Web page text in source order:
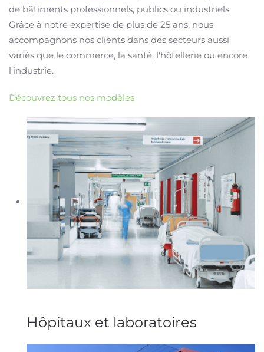
de bâtiments professionnels, publics ou industriels.
Grâce à notre expertise de plus de 25 ans, nous
accompagnons nos clients dans des secteurs aussi
variés que le commerce, la santé, l'hôtellerie ou encore
l'industrie.
Découvrez tous nos modèles
Hôpitaux et laboratoires